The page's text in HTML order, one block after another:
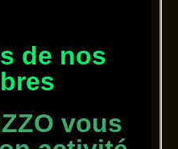
de nos
vous